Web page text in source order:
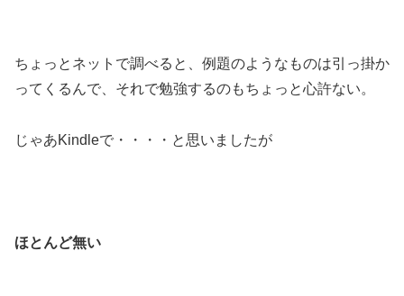
ちょっとネットで調べると、例題のようなものは引っ掛か
ってくるんで、それで勉強するのもちょっと心許ない。
じゃあKindleで・・・・と思いましたが
ほとんど無い